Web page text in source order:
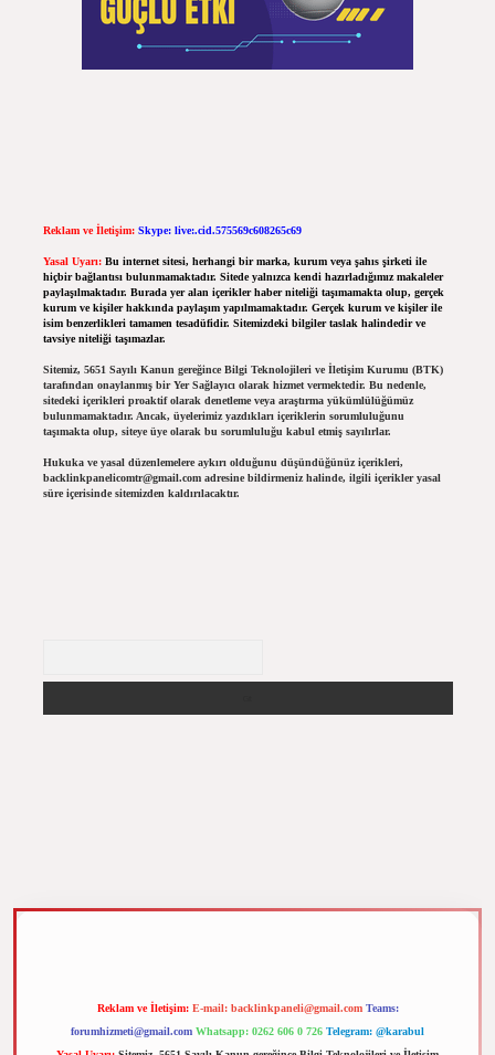
Reklam ve İletişim: Skype: live:.cid.575569c608265c69
Yasal Uyarı: Bu internet sitesi, herhangi bir marka, kurum veya şahıs şirketi ile
hiçbir bağlantısı bulunmamaktadır. Sitede yalnızca kendi hazırladığımız makaleler
paylaşılmaktadır. Burada yer alan içerikler haber niteliği taşımamakta olup, gerçek
kurum ve kişiler hakkında paylaşım yapılmamaktadır. Gerçek kurum ve kişiler ile
isim benzerlikleri tamamen tesadüfidir. Sitemizdeki bilgiler taslak halindedir ve
tavsiye niteliği taşımazlar.
Sitemiz, 5651 Sayılı Kanun gereğince Bilgi Teknolojileri ve İletişim Kurumu (BTK)
tarafından onaylanmış bir Yer Sağlayıcı olarak hizmet vermektedir. Bu nedenle,
sitedeki içerikleri proaktif olarak denetleme veya araştırma yükümlülüğümüz
bulunmamaktadır. Ancak, üyelerimiz yazdıkları içeriklerin sorumluluğunu
taşımakta olup, siteye üye olarak bu sorumluluğu kabul etmiş sayılırlar.
Hukuka ve yasal düzenlemelere aykırı olduğunu düşündüğünüz içerikleri,
backlinkpanelicomtr@gmail.comadresine bildirmeniz halinde, ilgili içerikler yasal
süre içerisinde sitemizden kaldırılacaktır.
Reklam ve İletişim: E-mail: backlinkpaneli@gmail.com Teams:
forumhizmeti@gmail.com Whatsapp: 0262 606 0 726 Telegram: @karabul